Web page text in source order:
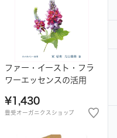
ファー・イースト・フラ
ワーエッセンスの活用
¥1,430
豊受オーガニクスショップ